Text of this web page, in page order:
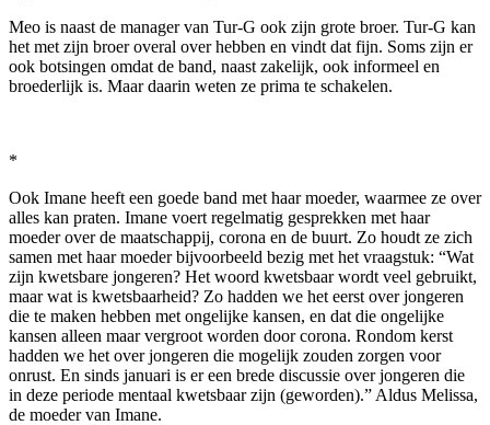
Meo is naast de manager van Tur-G ook zijn grote broer. Tur-G kan
het met zijn broer overal over hebben en vindt dat fijn. Soms zijn er
ook botsingen omdat de band, naast zakelijk, ook informeel en
broederlijk is. Maar daarin weten ze prima te schakelen.
*
Ook Imane heeft een goede band met haar moeder, waarmee ze over
alles kan praten. Imane voert regelmatig gesprekken met haar
moeder over de maatschappij, corona en de buurt. Zo houdt ze zich
samen met haar moeder bijvoorbeeld bezig met het vraagstuk: “Wat
zijn kwetsbare jongeren? Het woord kwetsbaar wordt veel gebruikt,
maar wat is kwetsbaarheid? Zo hadden we het eerst over jongeren
die te maken hebben met ongelijke kansen, en dat die ongelijke
kansen alleen maar vergroot worden door corona. Rondom kerst
hadden we het over jongeren die mogelijk zouden zorgen voor
onrust. En sinds januari is er een brede discussie over jongeren die
in deze periode mentaal kwetsbaar zijn (geworden).” Aldus Melissa,
de moeder van Imane.